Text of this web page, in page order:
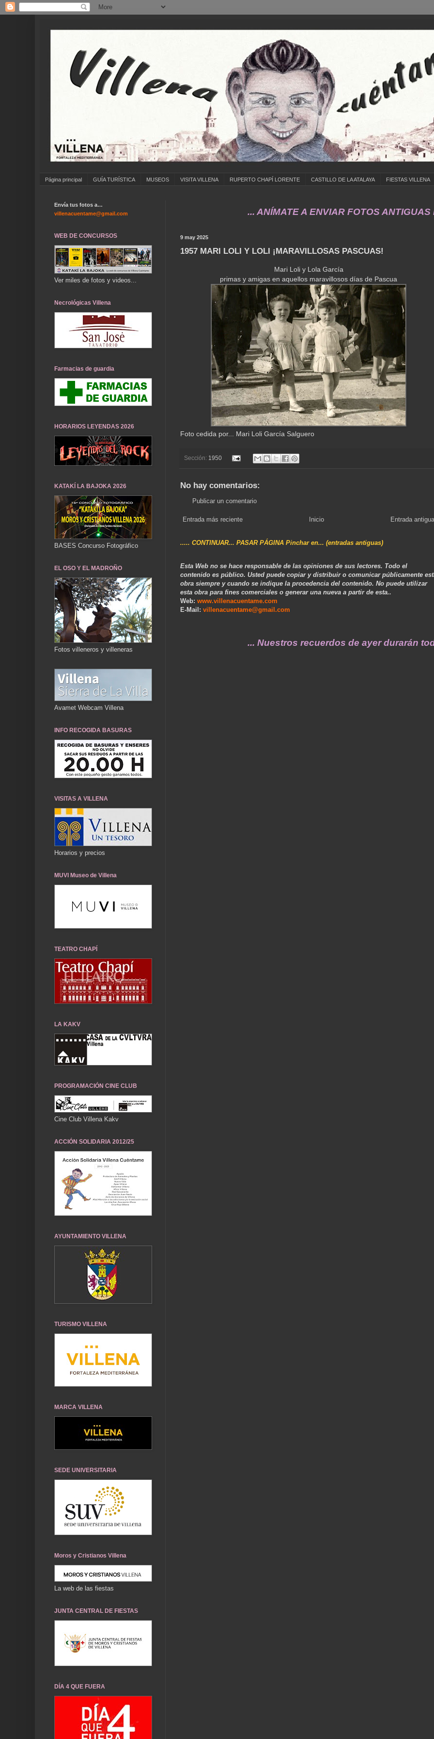
Página principal GUÍA TURÍSTICA MUSEOS VISITA VILLENA RUPERTO CHAPÍ LORENTE CASTILLO DE LA ATALAYA FIESTAS VILLENA
... ANÍMATE A ENVIAR FOTOS ANTIGUAS DE
9 may 2025
1957 MARI LOLI Y LOLI ¡MARAVILLOSAS PASCUAS!
Mari Loli y Lola García
primas y amigas en aquellos maravillosos días de Pascua
Foto cedida por... Mari Loli García Salguero
Sección: 1950
No hay comentarios:
Publicar un comentario
Entrada más reciente Entrada antigua
Inicio
..... CONTINUAR... PASAR PÁGINA Pinchar en... (entradas antiguas)
Esta Web no se hace responsable de las opiniones de sus lectores. Todo el
contenido es público. Usted puede copiar y distribuir o comunicar públicamente
obra siempre y cuando se indique la procedencia del contenido. No puede utilizar
esta obra para fines comerciales o generar una nueva a partir de esta..
Web: www.villenacuentame.com
E-Mail: villenacuentame@gmail.com
... Nuestros recuerdos de ayer durarán toda una
Envía tus fotos a…
villenacuentame@gmail.com
WEB DE CONCURSOS
Ver miles de fotos y videos...
Necrológicas Villena
Farmacias de guardia
HORARIOS LEYENDAS 2026
KATAKÍ LA BAJOKA 2026
BASES Concurso Fotográfico
EL OSO Y EL MADROÑO
Fotos villeneros y villeneras
Avamet Webcam Villena
INFO RECOGIDA BASURAS
VISITAS A VILLENA
Horarios y precios
MUVI Museo de Villena
TEATRO CHAPÍ
LA KAKV
PROGRAMACIÓN CINE CLUB
Cine Club Villena Kakv
ACCIÓN SOLIDARIA 2012/25
AYUNTAMIENTO VILLENA
TURISMO VILLENA
MARCA VILLENA
SEDE UNIVERSITARIA
Moros y Cristianos Villena
La web de las fiestas
JUNTA CENTRAL DE FIESTAS
DÍA 4 QUE FUERA